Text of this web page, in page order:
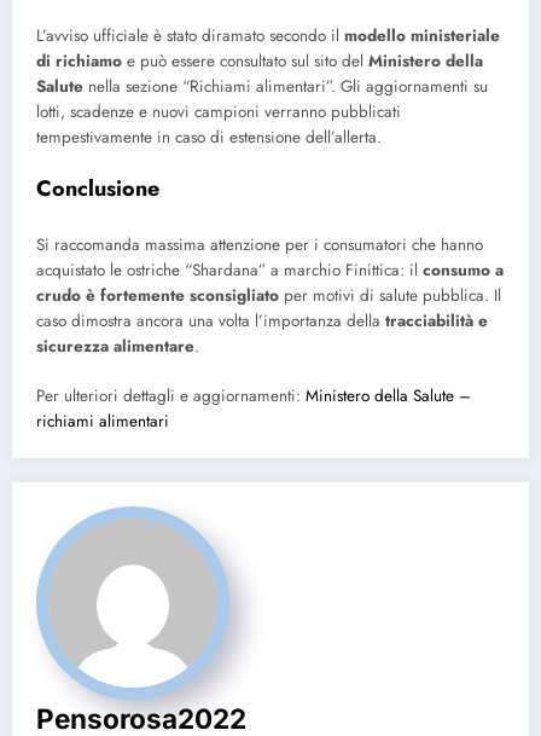
L’avviso ufficiale è stato diramato secondo il modello ministeriale
di richiamo e può essere consultato sul sito del Ministero della
Salute nella sezione “Richiami alimentari”. Gli aggiornamenti su
lotti, scadenze e nuovi campioni verranno pubblicati
tempestivamente in caso di estensione dell’allerta.
Conclusione
Si raccomanda massima attenzione per i consumatori che hanno
acquistato le ostriche “Shardana” a marchio Finittica: il consumo a
crudo è fortemente sconsigliato per motivi di salute pubblica. Il
caso dimostra ancora una volta l’importanza della tracciabilità e
sicurezza alimentare.
Per ulteriori dettagli e aggiornamenti: Ministero della Salute –
richiami alimentari
Pensorosa2022